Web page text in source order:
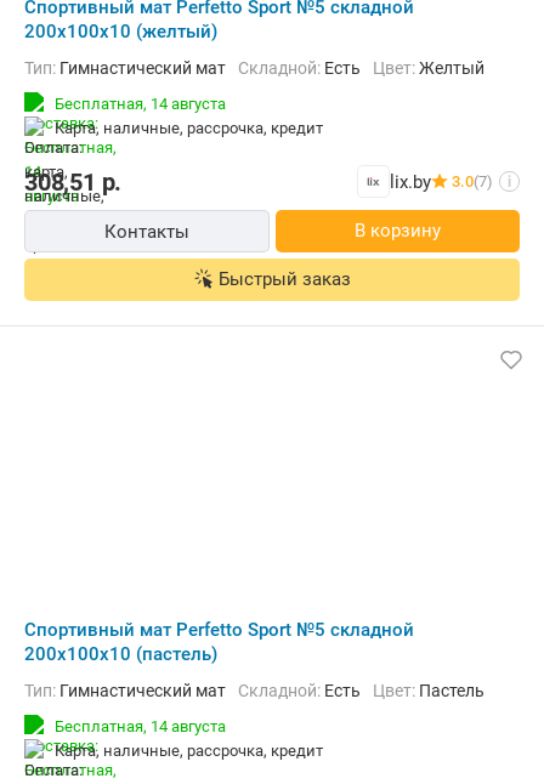
Cпортивный мат Perfetto Sport №5 складной
200x100x10 (желтый)
Тип: Гимнастический мат Складной: Есть Цвет:Желтый
Бесплатная, 14 августа
карта, наличные, рассрочка, кредит
308,51 р. lix.by 3.0(7) i
Контакты В корзину
Быстрый заказ
Cпортивный мат Perfetto Sport №5 складной
200x100x10 (пастель)
Тип: Гимнастический мат Складной: Есть Цвет: Пастель
Бесплатная, 14 августа
карта, наличные, рассрочка, кредит